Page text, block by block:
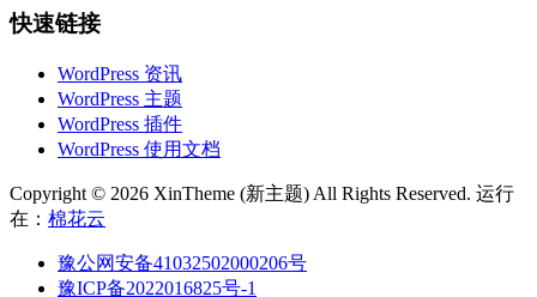
快速链接
WordPress 资讯
WordPress 主题
WordPress 插件
WordPress 使用文档
Copyright © 2026 XinTheme (新主题) All Rights Reserved. 运行
在： 棉花云
豫公网安备41032502000206号
豫ICP备2022016825号-1